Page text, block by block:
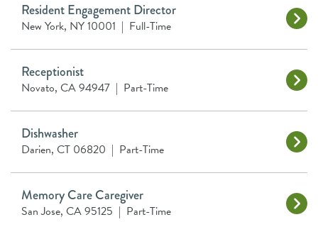
Resident Engagement Director
New York, NY 10001 | Full-Time
Receptionist
Novato, CA 94947 | Part-Time
Dishwasher
Darien, CT 06820 | Part-Time
Memory Care Caregiver
San Jose, CA 95125 | Part-Time